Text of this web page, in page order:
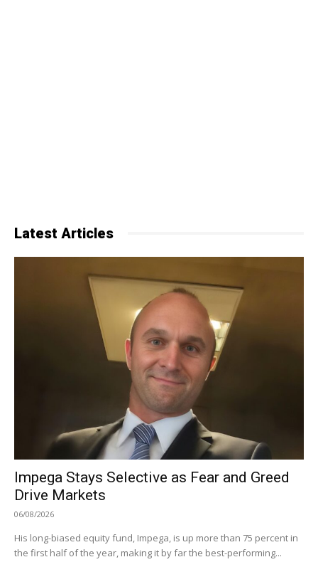
Latest Articles
Impega Stays Selective as Fear and Greed
Drive Markets
06/08/2026
His long-biased equity fund, Impega, is up more than 75 percent in
the first half of the year, making it by far the best-performing...